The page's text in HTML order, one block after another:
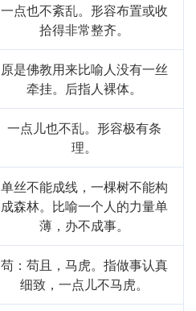
一点也不紊乱。形容布置或收
拾得非常整齐。
原是佛教用来比喻人没有一丝
牵挂。后指人裸体。
一点儿也不乱。形容极有条
理。
单丝不能成线，一棵树不能构
成森林。比喻一个人的力量单
薄，办不成事。
苟：苟且，马虎。指做事认真
细致，一点儿不马虎。